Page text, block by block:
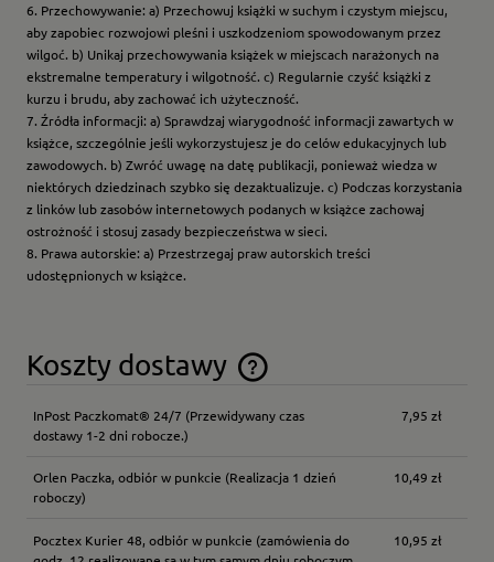
6. Przechowywanie: a) Przechowuj książki w suchym i czystym miejscu,
aby zapobiec rozwojowi pleśni i uszkodzeniom spowodowanym przez
wilgoć. b) Unikaj przechowywania książek w miejscach narażonych na
ekstremalne temperatury i wilgotność. c) Regularnie czyść książki z
kurzu i brudu, aby zachować ich użyteczność.
7. Źródła informacji: a) Sprawdzaj wiarygodność informacji zawartych w
książce, szczególnie jeśli wykorzystujesz je do celów edukacyjnych lub
zawodowych. b) Zwróć uwagę na datę publikacji, ponieważ wiedza w
niektórych dziedzinach szybko się dezaktualizuje. c) Podczas korzystania
z linków lub zasobów internetowych podanych w książce zachowaj
ostrożność i stosuj zasady bezpieczeństwa w sieci.
8. Prawa autorskie: a) Przestrzegaj praw autorskich treści
udostępnionych w książce.
Koszty dostawy
Cena nie zawiera ewentualnych kosztów płatności
InPost Paczkomat® 24/7 (Przewidywany czas
dostawy 1-2 dni robocze.)
7,95 zł
Orlen Paczka, odbiór w punkcie (Realizacja 1 dzień
roboczy)
10,49 zł
Pocztex Kurier 48, odbiór w punkcie (zamówienia do
10,95 zł